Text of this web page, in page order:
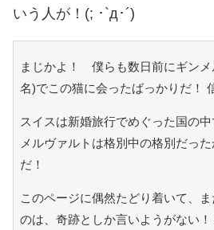
いう人が！(; ･`д･´)
まじかよ！ 僕らも数日前にギンメ
名)でこの猫に会ったばっかりだ！
スイスは新婚旅行でめぐった国の
メルヴァルトは格別中の格別だっ
だ！
このページに偶然たどり着いて、
のは、奇跡としか言いようがない